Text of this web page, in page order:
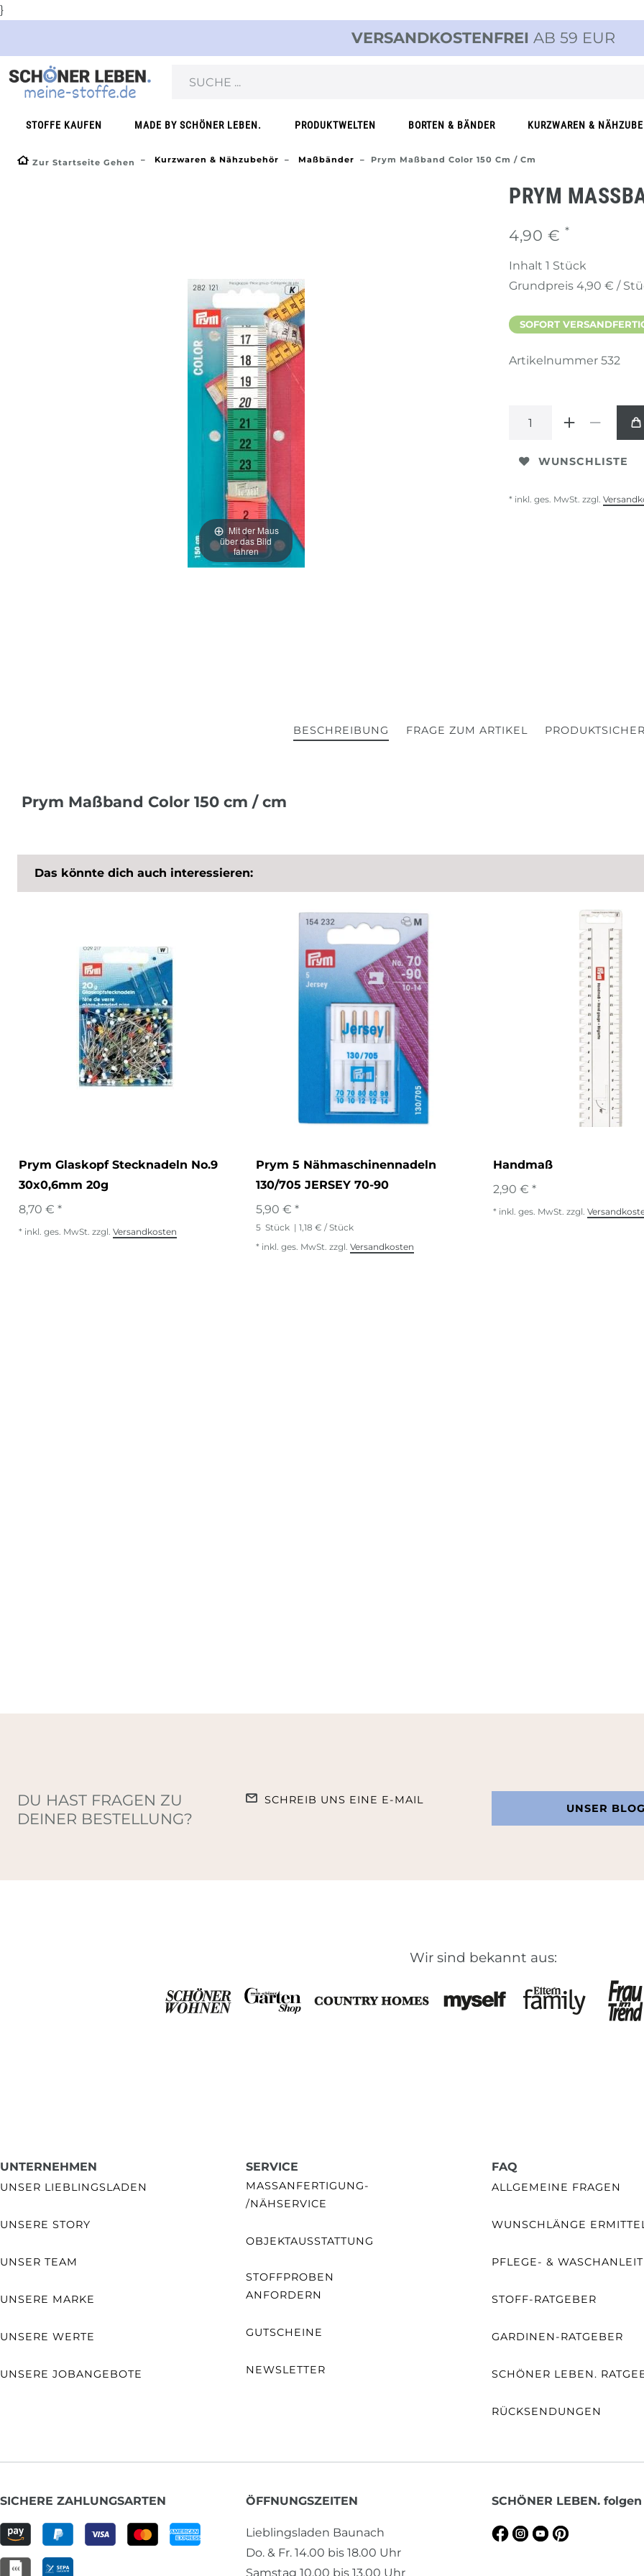
}
VERSANDKOSTENFREI AB 59 EUR
STOFFE KAUFEN MADE BY SCHÖNER LEBEN. PRODUKTWELTEN BORTEN & BÄNDER KURZWAREN &
Zur Startseite Gehen Kurzwaren & Nähzubehör Maßbänder Prym Maßband Color 150 Cm / Cm
Mit der Maus
über das Bild
fahren
PRYM
4,90 € *
Inhalt 1 Stück
Grundpreis 4,90 € /
SOFORT
Artikelnummer 532
WUNSCHLISTE
* inkl. ges. MwSt. zzgl.
BESCHREIBUNG FRAGE ZUM ARTIKEL
Prym Maßband Color 150 cm / cm
Das könnte dich auch interessieren:
Prym Glaskopf Stecknadeln No.9
30x0,6mm 20g
8,70 € *
* inkl. ges. MwSt. zzgl. Versandkosten
Prym 5 Nähmaschinennadeln
130/705 JERSEY 70-90
5,90 € *
5 Stück | 1,18 € / Stück
* inkl. ges. MwSt. zzgl. Versandkosten
Handmaß
2,90 € *
* inkl. ges. MwSt. zzgl.
DU HAST FRAGEN ZU
DEINER BESTELLUNG?
SCHREIB UNS EINE E-MAIL
UNSER
Wir sind bekannt aus:
UNTERNEHMEN
UNSER LIEBLINGSLADEN
UNSERE STORY
UNSER TEAM
UNSERE MARKE
UNSERE WERTE
UNSERE JOBANGEBOTE
SERVICE
MASSANFERTIGUNG- /
NÄHSERVICE
OBJEKTAUSSTATTUNG
STOFFPROBEN
ANFORDERN
GUTSCHEINE
NEWSLETTER
FAQ
ALLGEMEINE FRAGEN
WUNSCHLÄNGE
PFLEGE- &
STOFF-RATGEBER
GARDINEN-RATGEBER
SCHÖNER LEBEN.
RÜCKSENDUNGEN
SICHERE ZAHLUNGSARTEN ÖFFNUNGSZEITEN
Lieblingsladen Baunach
Do. & Fr. 14.00 bis 18.00 Uhr
Samstag 10.00 bis 13.00 Uhr
SCHÖNER LEBEN. folgen